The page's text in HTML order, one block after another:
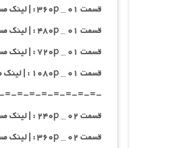
قسمت ۰۱ _ ۳۶۰p : | لینک مستقیم |
قسمت ۰۱ _ ۴۸۰p : | لینک مستقیم |
قسمت ۰۱ _ ۷۲۰p : | لینک مستقیم |
قسمت ۰۱ _ ۱۰۸۰p : | لینک مستقیم |
=-=-=-=-=-=-=-
قسمت ۰۲ _ ۲۴۰p : | لینک مستقیم |
قسمت ۰۲ _ ۳۶۰p : | لینک مستقیم |